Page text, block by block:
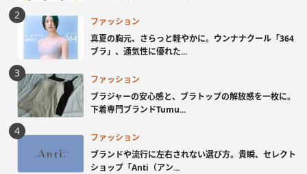
ファッション
真夏の胸元、さらっと軽やかに。ウンナナクール「364
ブラ」、通気性に優れた...
ファッション
ブラジャーの安心感と、ブラトップの解放感を一枚に。
下着専門ブランドTumu...
ファッション
ブランドや流行に左右されない選び方。貴瞬、セレクト
ショップ「Anti（アン...